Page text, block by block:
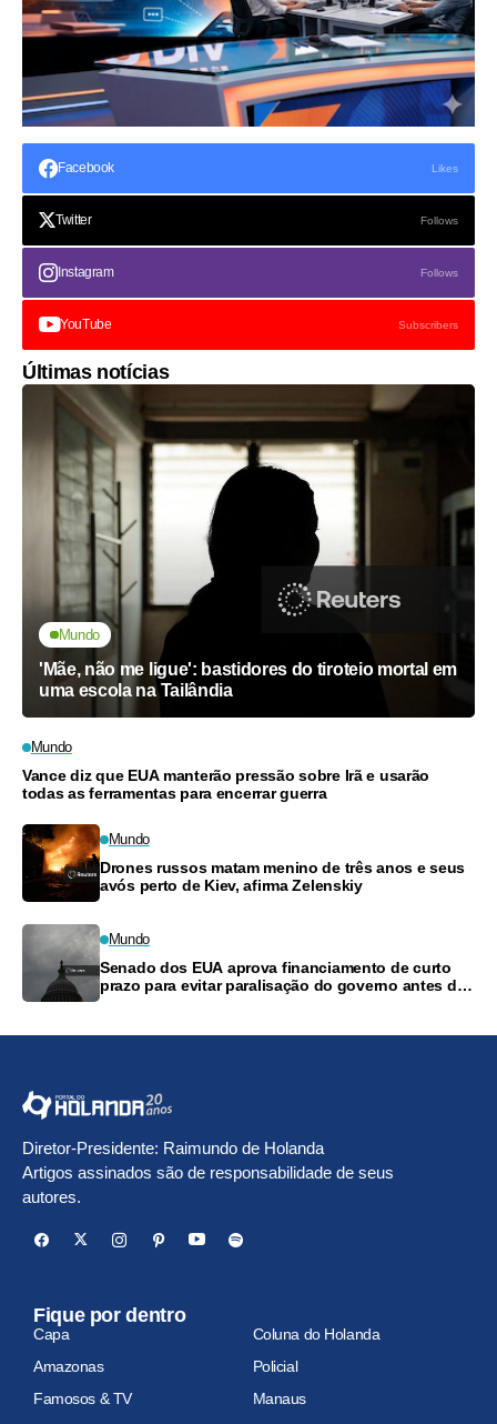
Facebook Likes
Twitter Follows
Instagram Follows
YouTube Subscribers
Últimas notícias
Mundo
'Mãe, não me ligue': bastidores do tiroteio mortal em
uma escola na Tailândia
Mundo
Vance diz que EUA manterão pressão sobre Irã e usarão
todas as ferramentas para encerrar guerra
Mundo
Drones russos matam menino de três anos e seus
avós perto de Kiev, afirma Zelenskiy
Mundo
Senado dos EUA aprova financiamento de curto
prazo para evitar paralisação do governo antes das
Diretor-Presidente: Raimundo de Holanda
Artigos assinados são de responsabilidade de seus
autores.
Fique por dentro
Capa
Coluna do Holanda
Amazonas
Policial
Famosos & TV
Manaus